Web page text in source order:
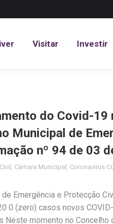
Visitar Investir
do Covid-19
Municipal de
nº 94 de 03
, Câmara Municipal , Coronavirus
Emergência e Protecção
0 (zero) casos novos
Neste momento no Concelho
Visitar Investir